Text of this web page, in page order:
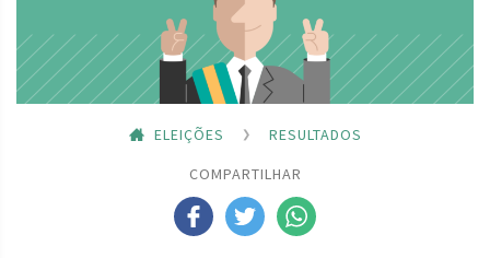
ELEIÇÕES
RESULTADOS
COMPARTILHAR